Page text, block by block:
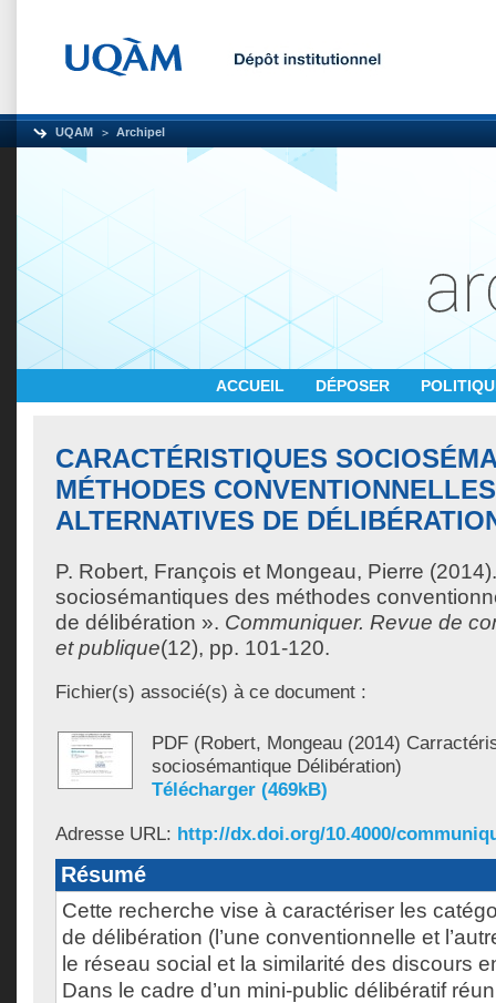
UQAM Archipel
ACCUEIL DÉPOSER
CARACTÉRISTIQUES
MÉTHODES
ALTERNATIVES DE
P. Robert, François et Mongeau, Pierre
sociosémantiques des méthodes
de délibération ». Communiquer. Revue de
et publique(12), pp. 101-120.
Fichier(s) associé(s) à ce document :
PDF (Robert, Mongeau (2014)
sociosémantique Délibération)
Télécharger (469kB)
Adresse URL: http://dx.doi.org/10.4000/
Résumé
Cette recherche vise à caractériser les
de délibération (l’une conventionnelle et
le réseau social et la similarité des discours
Dans le cadre d’un mini-public délibératif